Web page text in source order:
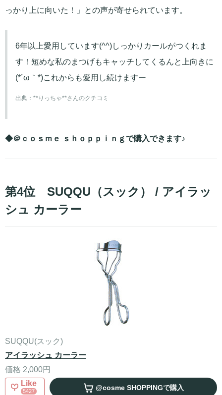
っかり上に向いた！」との声が寄せられています。
6年以上愛用しています(^^)しっかりカールがつくれま
す！短めな私のまつげもキャッチしてくるんと上向きに
(*´ω｀*)これからも愛用し続けますー
出典： **りっちゃ**さんのクチコミ
◆＠ｃｏｓｍｅ ｓｈｏｐｐｉｎｇで購入できます♪
第4位 SUQQU（スック） / アイラッ
シュ カーラー
SUQQU(スック)
アイラッシュ カーラー
価格 2,000円
Like
5427 @cosme SHOPPINGで購入